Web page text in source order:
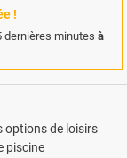
!
dernières minutes à
options de loisirs
piscine